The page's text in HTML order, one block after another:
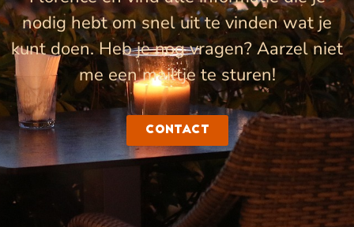
nodig hebt om snel uit te vinden wat je
kunt doen. Heb je nog vragen? Aarzel niet
me een mailtje te sturen!
Contact